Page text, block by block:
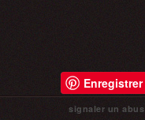
Enregistrer
signaler un abus